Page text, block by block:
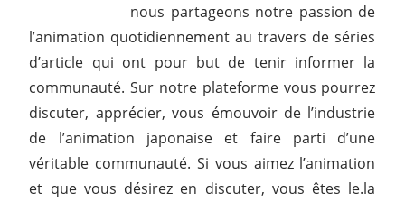
nous partageons notre passion de
l’animation quotidiennement au travers de séries
d’article qui ont pour but de tenir informer la
communauté. Sur notre plateforme vous pourrez
discuter, apprécier, vous émouvoir de l’industrie
de l’animation japonaise et faire parti d’une
véritable communauté. Si vous aimez l’animation
et que vous désirez en discuter, vous êtes le.la